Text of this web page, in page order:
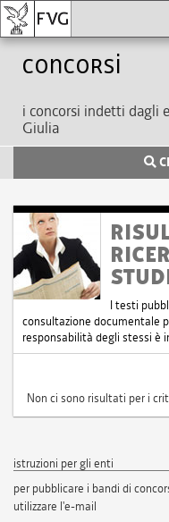
Concorsi
i concorsi indetti dagli
Giulia
I testi
consultazione documentale
responsabilità degli stessi è
Non ci sono risultati per i
istruzioni per gli enti
per pubblicare i bandi di
utilizzare l'e-mail